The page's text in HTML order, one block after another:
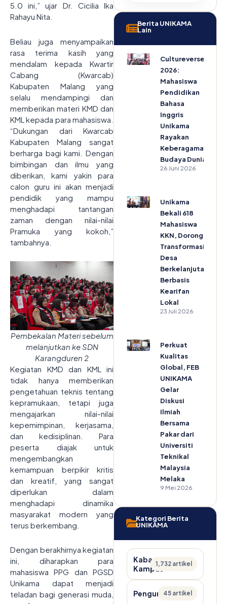
5.0 ini,” ujar Dr. Cicilia Ika
Rahayu Nita.
Beliau juga menyampaikan
rasa terima kasih yang
mendalam kepada Kwartir
Cabang (Kwarcab)
Kabupaten Malang yang
selalu mendampingi dan
memberikan materi KMD dan
KML kepada para mahasiswa.
“Dukungan dari Kwarcab
Kabupaten Malang sangat
berharga bagi kami. Dengan
bimbingan dan ilmu yang
diberikan, kami yakin para
calon guru ini akan menjadi
pendidik yang mampu
menghadapi tantangan
zaman dengan nilai-nilai
Pramuka yang kokoh,”
tambahnya.
Pembekalan Materi sebelum
melanjutkan ke SDN
Karangduren 2
Kegiatan KMD dan KML ini
tidak hanya memberikan
pengetahuan teknis tentang
kepramukaan, tetapi juga
mengajarkan nilai-nilai
kepemimpinan, kerjasama,
dan kedisiplinan. Para
peserta diajak untuk
mengembangkan
kemampuan berpikir kritis
dan kreatif, yang sangat
diperlukan dalam
menghadapi dinamika
masyarakat modern yang
terus berkembang.
Dengan berakhirnya kegiatan
ini, diharapkan para
mahasiswa PPG dan PGSD
Unikama dapat menjadi
teladan bagi generasi muda,
Berita UNIKAMA
Lain
Cultureverse
2026:
Mahasiswa
Pendidikan
Bahasa
Inggris
Unikama
Rayakan
Keberagaman
Budaya Dunia
26 Juni 2026
Unikama
Bekali 618
Mahasiswa
KKN, Dorong
Transformasi
Desa
Berkelanjutan
Berbasis
Kearifan
Lokal
23 Juli 2026
Perkuat
Kualitas
Global, FEB
UNIKAMA
Gelar
Diskusi
Ilmiah
Bersama
Pakar dari
Universiti
Teknikal
Malaysia
Melaka
9 Mei 2026
Kategori Berita
UNIKAMA
Kabar
Kampus
1,732 artikel
Pengumuman
45 artikel